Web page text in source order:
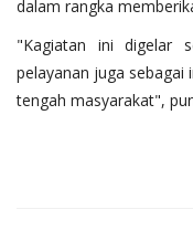
dalam rangka
"Kagiatan ini digelar
pelayanan juga sebagai
tengah masyarakat",